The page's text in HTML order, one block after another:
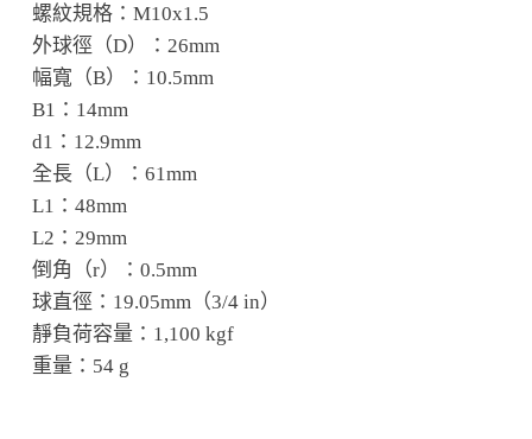
螺紋規格：M10x1.5
外球徑（D）：26mm
幅寬（B）：10.5mm
B1：14mm
d1：12.9mm
全長（L）：61mm
L1：48mm
L2：29mm
倒角（r）：0.5mm
球直徑：19.05mm（3/4 in）
靜負荷容量：1,100 kgf
重量：54 g